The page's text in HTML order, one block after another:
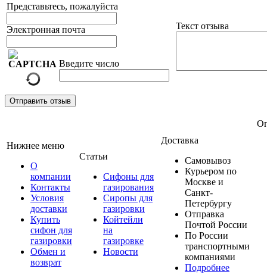
Представьтесь, пожалуйста
Электронная почта
Введите число
Текст отзыва
Отправить отзыв
Нижнее меню
О
компании
Контакты
Условия
доставки
Купить
сифон для
газировки
Обмен и
возврат
Статьи
Сифоны для
газирования
Сиропы для
газировки
Койтейли
на
газировке
Новости
Доставка
Самовывоз
Курьером по
Москве и
Санкт-
Петербургу
Отправка
Почтой России
По России
транспортными
компаниями
Подробнее